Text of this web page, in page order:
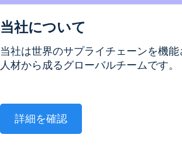
当社について
当社は世界のサプライチェーンを機
人材から成るグローバルチームです。
詳細を確認